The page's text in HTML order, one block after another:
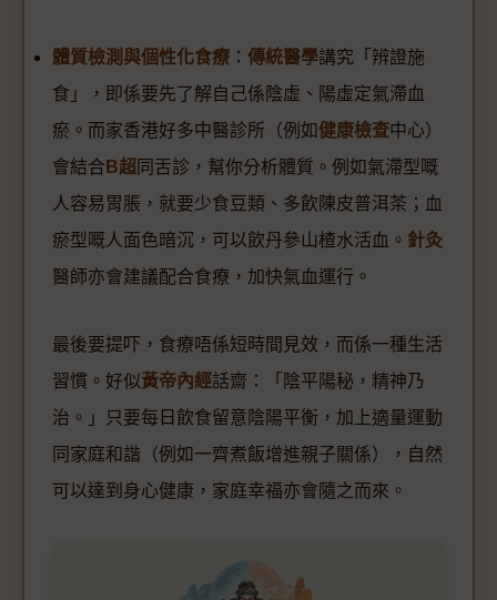
體質檢測與個性化食療 ： 傳統醫學講究「辨證施
食」，即係要先了解自己係陰虛、陽虛定氣滯血
瘀。而家香港好多中醫診所（例如健康檢查中心）
會結合 B超 同舌診，幫你分析體質。例如氣滯型嘅
人容易胃脹，就要少食豆類、多飲陳皮普洱茶；血
瘀型嘅人面色暗沉，可以飲丹參山楂水活血。 針灸
醫師亦會建議配合食療，加快氣血運行。
最後要提吓，食療唔係短時間見效，而係一種生活
習慣。好似黃帝內經話齋：「陰平陽秘，精神乃
治。」只要每日飲食留意陰陽平衡，加上適量運動
同家庭和諧（例如一齊煮飯增進親子關係），自然
可以達到身心健康，家庭幸福亦會隨之而來。